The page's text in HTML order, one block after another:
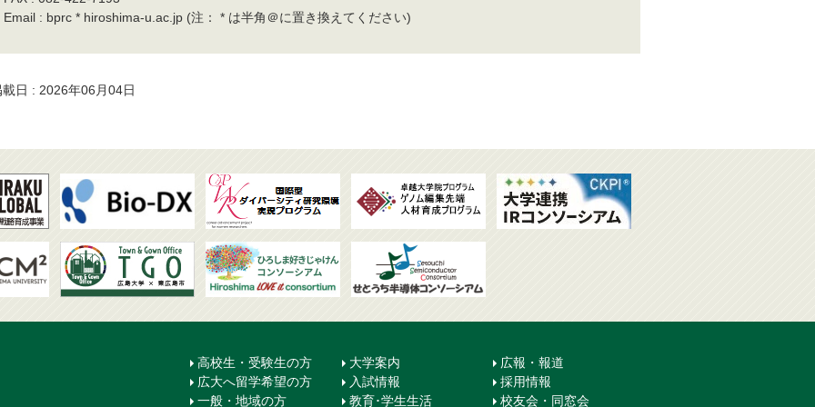
Email : bprc * hiroshima-u.ac.jp (注： * は半角＠に置き換えてください)
載日 : 2026年06月04日
高校生・受験生の方
広大へ留学希望の方
一般・地域の方
大学案内
入試情報
教育･学生生活
広報・報道
採用情報
校友会・同窓会